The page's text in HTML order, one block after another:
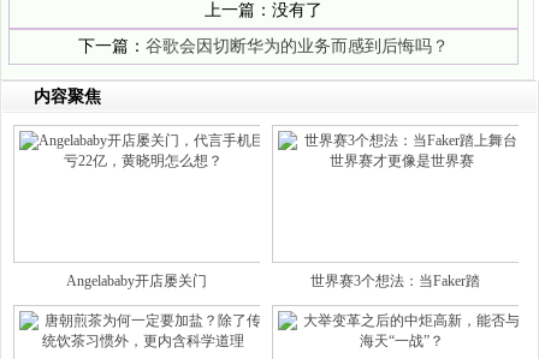
上一篇：没有了
下一篇： 谷歌会因切断华为的业务而感到后悔吗？
内容聚焦
Angelababy开店屡关门 世界赛3个想法：当Faker踏